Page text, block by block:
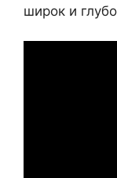
широк и